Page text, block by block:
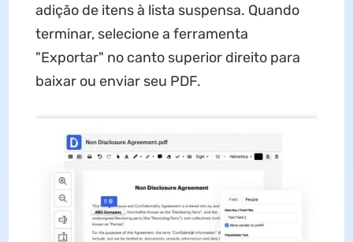
adição de itens à lista suspensa. Quando
terminar, selecione a ferramenta
"Exportar" no canto superior direito para
baixar ou enviar seu PDF.